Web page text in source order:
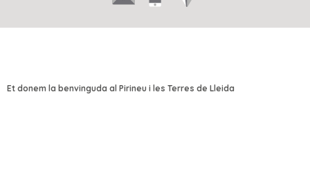
Et donem la benvinguda al Pirineu i les Terres de Lleida